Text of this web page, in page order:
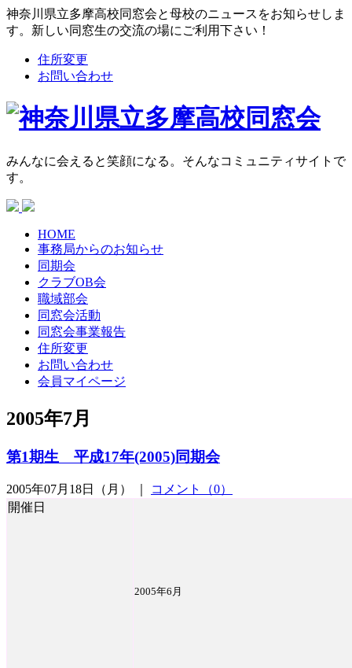
神奈川県立多摩高校同窓会と母校のニュースをお知らせしま
す。新しい同窓生の交流の場にご利用下さい！
住所変更
お問い合わせ
みんなに会えると笑顔になる。そんなコミュニティサイトで
す。
HOME
事務局からのお知らせ
同期会
クラブOB会
職域部会
同窓会活動
同窓会事業報告
住所変更
お問い合わせ
会員マイページ
2005年7月
第1期生 平成17年(2005)同期会
2005年07月18日（月） ｜
コメント（0）
開催日
2005年6月